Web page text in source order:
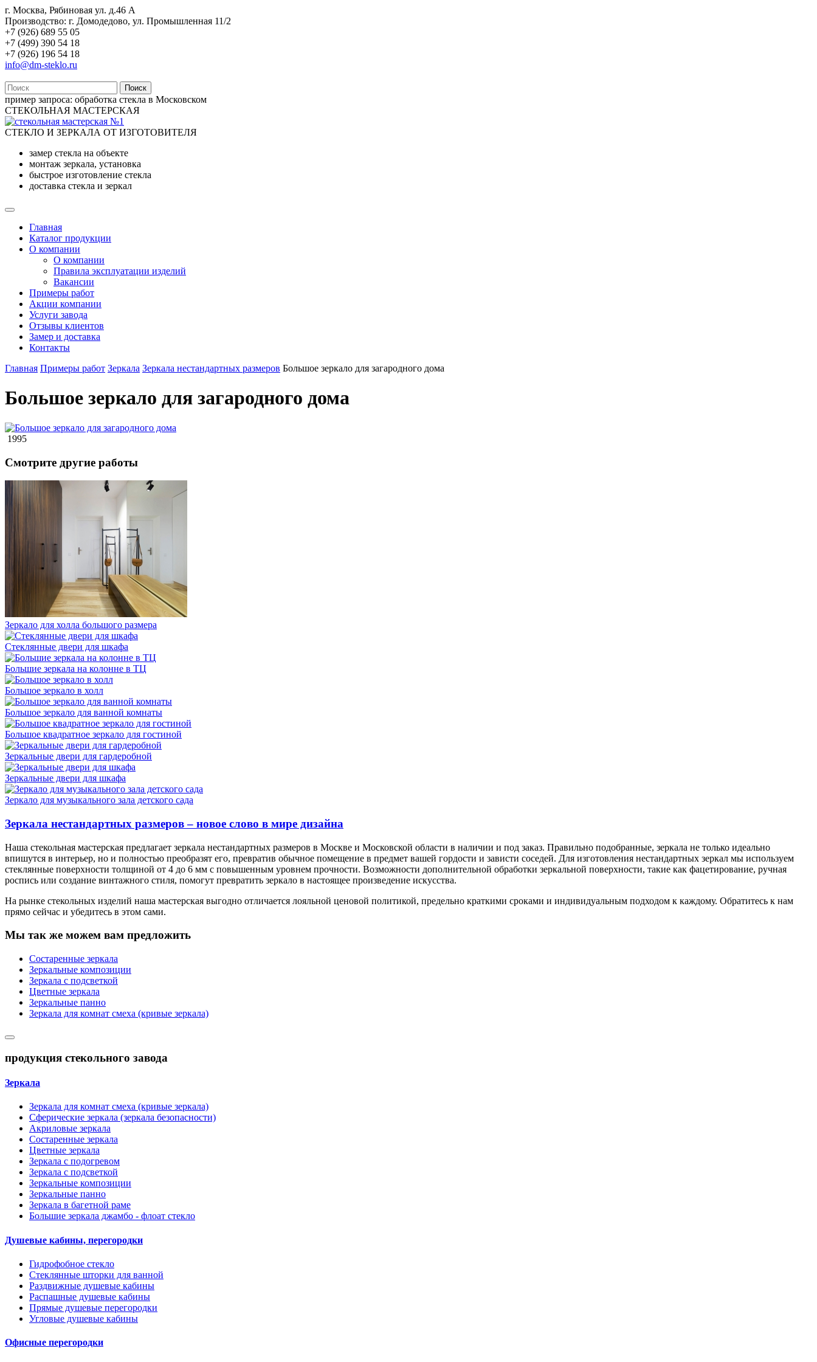
г. Москва, Рябиновая ул. д.46 А
Производство: г. Домодедово, ул. Промышленная 11/2
+7 (926) 689 55 05
+7 (499) 390 54 18
+7 (926) 196 54 18
info@dm-steklo.ru
Поиск
пример запроса: обработка стекла в Московском
СТЕКОЛЬНАЯ МАСТЕРСКАЯ
СТЕКЛО И ЗЕРКАЛА ОТ ИЗГОТОВИТЕЛЯ
замер стекла на объекте
монтаж зеркала, установка
быстрое изготовление стекла
доставка стекла и зеркал
Главная
Каталог продукции
О компании
О компании
Правила эксплуатации изделий
Вакансии
Примеры работ
Акции компании
Услуги завода
Отзывы клиентов
Замер и доставка
Контакты
Главная Примеры работ Зеркала Зеркала нестандартных размеров Большое зеркало для загародного дома
Большое зеркало для загародного дома
1995
Смотрите другие работы
Зеркало для холла большого размера
Стеклянные двери для шкафа
Большие зеркала на колонне в ТЦ
Большое зеркало в холл
Большое зеркало для ванной комнаты
Большое квадратное зеркало для гостиной
Зеркальные двери для гардеробной
Зеркальные двери для шкафа
Зеркало для музыкального зала детского сада
Зеркала нестандартных размеров – новое слово в мире дизайна
Наша стекольная мастерская предлагает зеркала нестандартных размеров в Москве и Московской области в наличии и под заказ. Правильно подобранные, зеркала не только идеально
впишутся в интерьер, но и полностью преобразят его, превратив обычное помещение в предмет вашей гордости и зависти соседей. Для изготовления нестандартных зеркал мы используем
стеклянные поверхности толщиной от 4 до 6 мм с повышенным уровнем прочности. Возможности дополнительной обработки зеркальной поверхности, такие как фацетирование, ручная
роспись или создание винтажного стиля, помогут превратить зеркало в настоящее произведение искусства.
На рынке стекольных изделий наша мастерская выгодно отличается лояльной ценовой политикой, предельно краткими сроками и индивидуальным подходом к каждому. Обратитесь к нам
прямо сейчас и убедитесь в этом сами.
Мы так же можем вам предложить
Состаренные зеркала
Зеркальные композиции
Зеркала с подсветкой
Цветные зеркала
Зеркальные панно
Зеркала для комнат смеха (кривые зеркала)
продукция стекольного завода
Зеркала
Зеркала для комнат смеха (кривые зеркала)
Сферические зеркала (зеркала безопасности)
Акриловые зеркала
Состаренные зеркала
Цветные зеркала
Зеркала с подогревом
Зеркала с подсветкой
Зеркальные композиции
Зеркальные панно
Зеркала в багетной раме
Большие зеркала джамбо - флоат стекло
Душевые кабины, перегородки
Гидрофобное стекло
Стеклянные шторки для ванной
Раздвижные душевые кабины
Распашные душевые кабины
Прямые душевые перегородки
Угловые душевые кабины
Офисные перегородки